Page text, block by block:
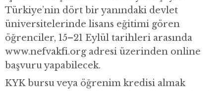
Türkiye’nin dört bir yanındaki devlet
üniversitelerinde lisans eğitimi gören
öğrenciler, 15–21 Eylül tarihleri arasında
www.nefvakfi.org adresi üzerinden online
başvuru yapabilecek.
KYK bursu veya öğrenim kredisi almak